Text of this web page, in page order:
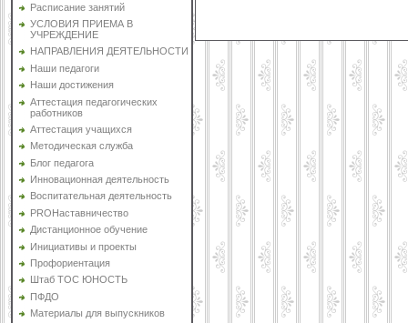
Расписание занятий
УСЛОВИЯ ПРИЕМА В
УЧРЕЖДЕНИЕ
НАПРАВЛЕНИЯ ДЕЯТЕЛЬНОСТИ
Наши педагоги
Наши достижения
Аттестация педагогических
работников
Аттестация учащихся
Методическая служба
Блог педагога
Инновационная деятельность
Воспитательная деятельность
PROНаставничество
Дистанционное обучение
Инициативы и проекты
Профориентация
Штаб ТОС ЮНОСТЬ
ПФДО
Материалы для выпускников